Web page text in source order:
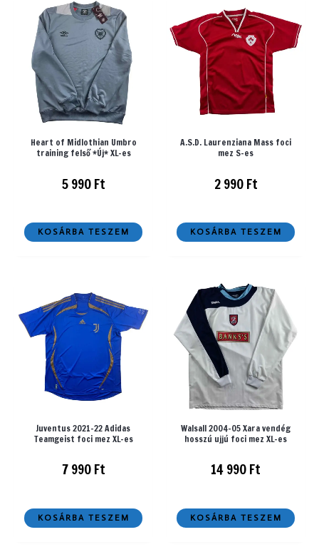
Heart of Midlothian Umbro
training felső *Új* XL-es
5 990Ft
KOSÁRBA TESZEM
A.S.D. Laurenziana Mass foci
mez S-es
2 990Ft
KOSÁRBA TESZEM
Juventus 2021-22 Adidas
Teamgeist foci mez XL-es
7 990Ft
KOSÁRBA TESZEM
Walsall 2004-05 Xara vendég
hosszú ujjú foci mez XL-es
14 990Ft
KOSÁRBA TESZEM